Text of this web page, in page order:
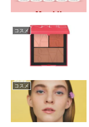
コスメ
コスメ